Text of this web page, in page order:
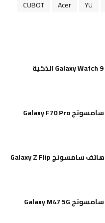
YU
Acer
CUBOT
مواصفات هاتف سامسونج Galaxy F70 Pro
جميع مواصفات هاتف سامسونج Galaxy Z Flip
مواصفات هاتف سامسونج Galaxy M47 5G